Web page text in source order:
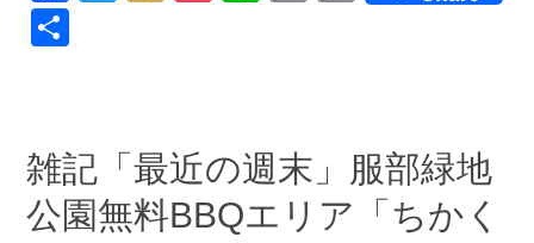
共
雑記「最近の週末」服部緑地
公園無料BBQエリア「ちかく